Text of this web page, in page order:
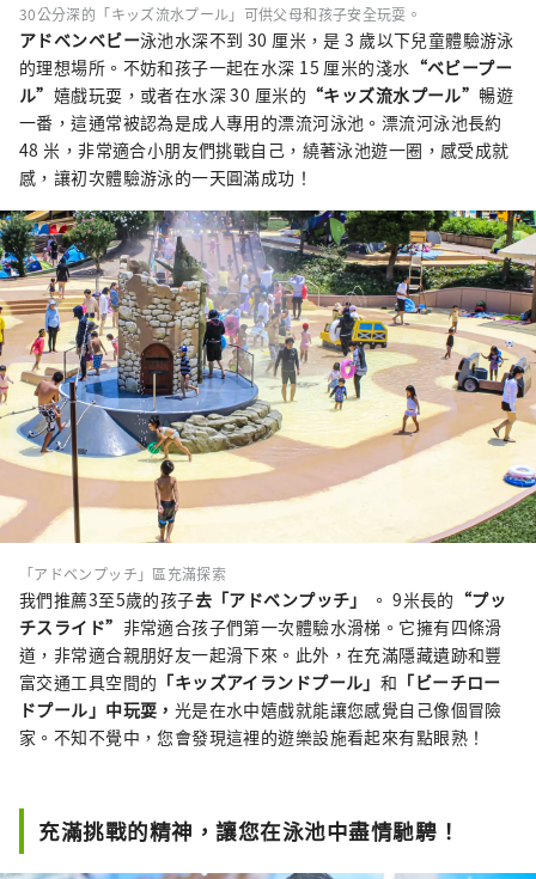
30公分深的「キッズ流水プール」可供父母和孩子安全玩耍。
アドベンベビー泳池水深不到 30 厘米，是 3 歲以下兒童體驗游泳
的理想場所。不妨和孩子一起在水深 15 厘米的淺水 “ベビープー
ル” 嬉戲玩耍，或者在水深 30 厘米的 “キッズ流水プール” 暢遊
一番，這通常被認為是成人專用的漂流河泳池。漂流河泳池長約
48 米，非常適合小朋友們挑戰自己，繞著泳池遊一圈，感受成就
感，讓初次體驗游泳的一天圓滿成功！
「アドベンプッチ」區充滿探索
我們推薦3至5歲的孩子去「アドベンプッチ」 。 9米長的 “プッ
チスライド” 非常適合孩子們第一次體驗水滑梯。它擁有四條滑
道，非常適合親朋好友一起滑下來。此外，在充滿隱藏遺跡和豐
富交通工具空間的 「キッズアイランドプール」 和 「ビーチロー
ドプール」中玩耍， 光是在水中嬉戲就能讓您感覺自己像個冒險
家。不知不覺中，您會發現這裡的遊樂設施看起來有點眼熟！
充滿挑戰的精神，讓您在泳池中盡情馳騁！